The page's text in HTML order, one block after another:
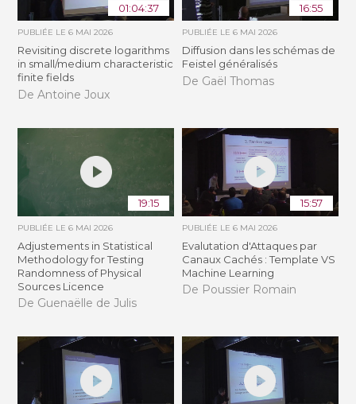
01:04:37
PUBLIÉE LE6 MAI 2026
Revisiting discrete logarithms
in small/medium characteristic
finite fields
De Antoine Joux
16:55
PUBLIÉE LE 6 MAI 2026
Diffusion dans les schémas de
Feistel généralisés
De Gaël Thomas
19:15
PUBLIÉE LE6 MAI 2026
Adjustements in Statistical
Methodology for Testing
Randomness of Physical
Sources Licence
De Guenaëlle de Julis
15:57
PUBLIÉE LE 6 MAI 2026
Evalutation d'Attaques par
Canaux Cachés : Template VS
Machine Learning
De Poussier Romain